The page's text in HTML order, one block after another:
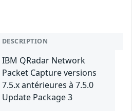
DESCRIPTION
IBM QRadar Network
Packet Capture versions
7.5.x antérieures à 7.5.0
Update Package 3